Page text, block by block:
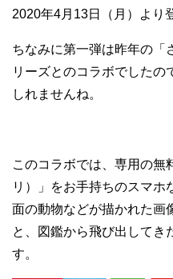
2020年4月13日（月）より
ちなみに第一弾は昨年の「
リーズとのコラボでしたの
しれませんね。
このコラボでは、専用の無
リ）」をお手持ちのスマホ
面の動物などが描かれた画
と、図鑑から飛び出してき
す。